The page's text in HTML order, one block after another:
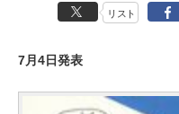
リスト
7月4日発表